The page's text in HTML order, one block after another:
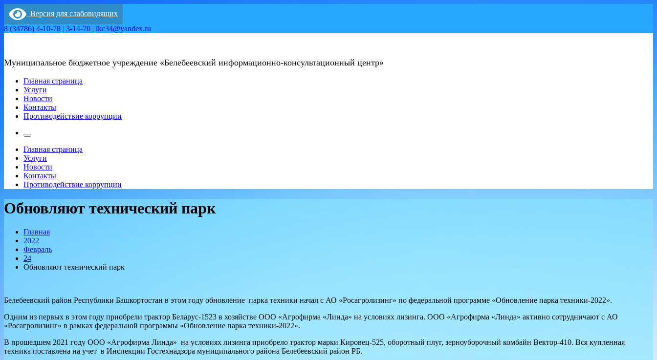
Перейти
содержимому
Версия для слабовидящих
8 (34786) 4-10-78 | 3-14-70 | ikc34@yandex.ru
Муниципальное бюджетное учреждение «Белебеевский информационно-консультационный центр»
Главная страница
Услуги
Новости
Контакты
Противодействие коррупции
Главная страница
Услуги
Новости
Контакты
Противодействие коррупции
Обновляют технический парк
Главная
2022
Февраль
24
Обновляют технический парк
Белебеевский район Республики Башкортостан в этом году обновление парка техники начал с АО «Росагролизинг» по федеральной программе «Обновление парка техники-2022».
Одним из первых в этом году приобрели трактор Беларус-1523 в хозяйстве ООО «Агрофирма «Линда» на условиях лизинга. ООО «Агрофирма «Линда» активно сотрудничают с АО
«Росагролизинг» в рамках федеральной программы «Обновление парка техники-2022».
В прошедшем 2021 году ООО «Агрофирма Линда» на условиях лизинга приобрело трактор марки Кировец-525, оборотный плуг, зерноуборочный комбайн Вектор-410. Вся купленная
техника поставлена на учет в Инспекции Гостехнадзора муниципального района Белебеевский район РБ.